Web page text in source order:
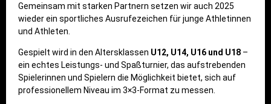
Gemeinsam mit starken Partnern setzen wir auch 2025
wieder ein sportliches Ausrufezeichen für junge Athletinnen
und Athleten.
Gespielt wird in den Altersklassen U12, U14, U16 und U18 –
ein echtes Leistungs- und Spaßturnier, das aufstrebenden
Spielerinnen und Spielern die Möglichkeit bietet, sich auf
professionellem Niveau im 3×3-Format zu messen.